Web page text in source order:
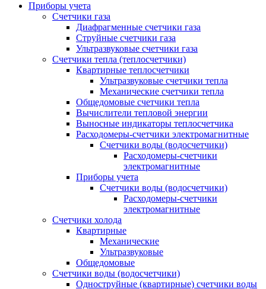
Приборы учета
Счетчики газа
Диафрагменные счетчики газа
Струйные счетчики газа
Ультразвуковые счетчики газа
Счетчики тепла (теплосчетчики)
Квартирные теплосчетчики
Ультразвуковые счетчики тепла
Механические счетчики тепла
Общедомовые счетчики тепла
Вычислители тепловой энергии
Выносные индикаторы теплосчетчика
Расходомеры-счетчики электромагнитные
Счетчики воды (водосчетчики)
Расходомеры-счетчики
электромагнитные
Приборы учета
Счетчики воды (водосчетчики)
Расходомеры-счетчики
электромагнитные
Счетчики холода
Квартирные
Механические
Ультразвуковые
Общедомовые
Счетчики воды (водосчетчики)
Одноструйные (квартирные) счетчики воды